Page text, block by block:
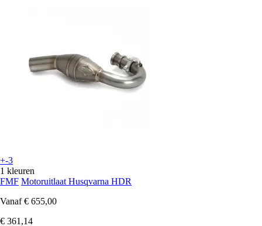
+-3
1 kleuren
FMF Motoruitlaat Husqvarna HDR
Vanaf € 655,00
€ 361,14